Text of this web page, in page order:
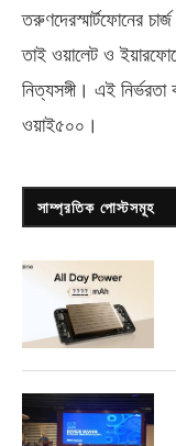
তরুণদেরস্মার্টফোনের
তাই ওয়ালেট ও
নিত্যসঙ্গী। এই
ওয়াই৫০০ ।
সাম্প্রতিক পোস্টসমূহ